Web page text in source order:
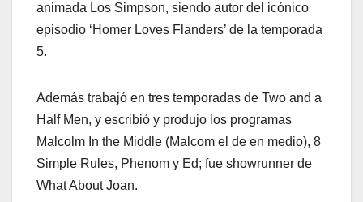
animada Los Simpson, siendo autor del icónico
episodio ‘Homer Loves Flanders’ de la temporada
5.
Además trabajó en tres temporadas de Two and a
Half Men, y escribió y produjo los programas
Malcolm In the Middle (Malcom el de en medio), 8
Simple Rules, Phenom y Ed; fue showrunner de
What About Joan.